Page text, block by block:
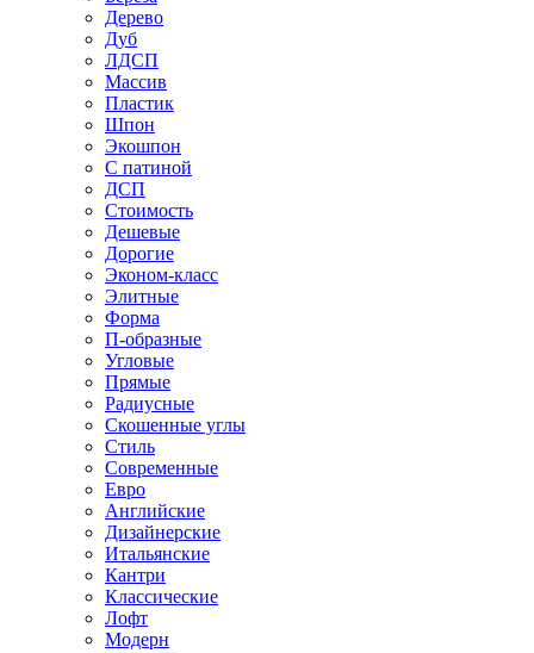
Дерево
Дуб
ЛДСП
Массив
Пластик
Шпон
Экошпон
С патиной
ДСП
Стоимость
Дешевые
Дорогие
Эконом-класс
Элитные
Форма
П-образные
Угловые
Прямые
Радиусные
Скошенные углы
Стиль
Современные
Евро
Английские
Дизайнерские
Итальянские
Кантри
Классические
Лофт
Модерн